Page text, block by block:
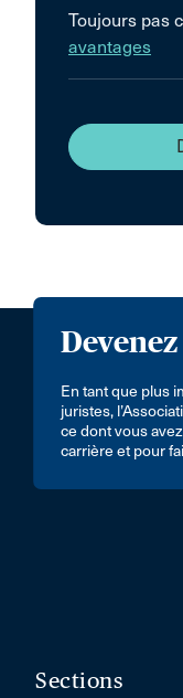
Toujours pas
avantages
En tant que plus
juristes,
ce dont vous
carrière et pour
Sections